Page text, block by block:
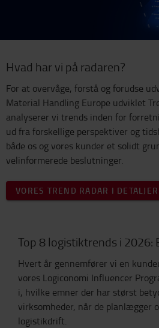
Hvad har vi på radaren?
For at overvåge, forstå og forudse
Material Handling Europe udviklet
analyserer vi trends inden for
ud fra forskellige perspektiver og
både os og vores kunder et solidt
velinformerede beslutninger.
VORES TREND RADAR I DETALJER
Top 8 logistiktrends i 2026:
Hvert år gennemfører vi en
vores Logiconomi Influencer
i, hvilke emner der har størst
virksomheder, når de planlægger
logistikdrift.